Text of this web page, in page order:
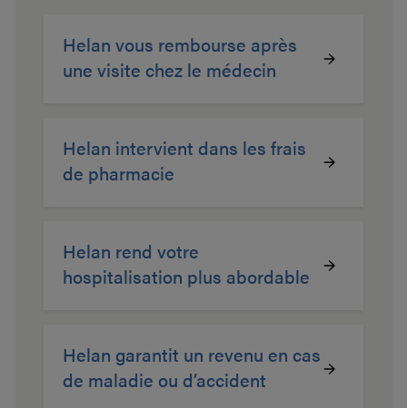
Helan vous rembourse après
une visite chez le médecin
Helan intervient dans les frais
de pharmacie
Helan rend votre
hospitalisation plus abordable
Helan garantit un revenu en cas
de maladie ou d’accident